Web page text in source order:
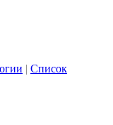
| Список